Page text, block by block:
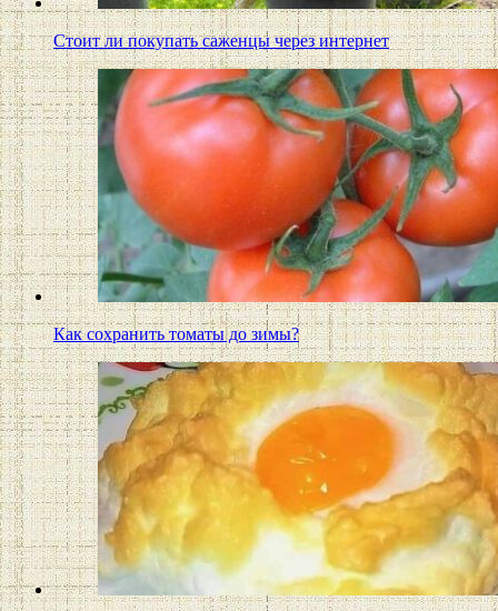
Стоит ли покупать саженцы через интернет
Как сохранить томаты до зимы?